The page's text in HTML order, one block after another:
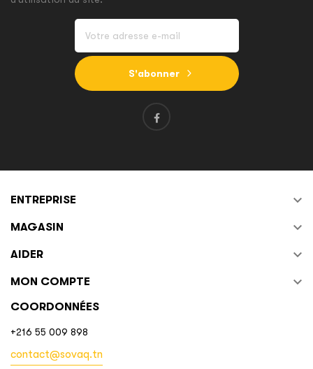
S'abonner
ENTREPRISE 
MAGASIN 
AIDER 
MON COMPTE 
COORDONNÉES
+216 55 009 898
contact@sovaq.tn